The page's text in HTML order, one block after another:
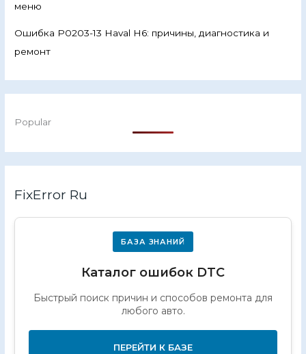
меню
Ошибка P0203-13 Haval H6: причины, диагностика и
ремонт
Popular
FixError Ru
БАЗА ЗНАНИЙ
Каталог ошибок DTC
Быстрый поиск причин и способов ремонта для
любого авто.
ПЕРЕЙТИ К БАЗЕ